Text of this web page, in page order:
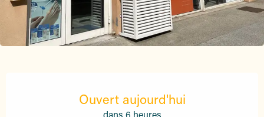
Ouvert aujourd'hui
dans 6 heures